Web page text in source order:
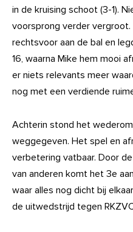
in de kruising schoot (3-1).
voorsprong verder vergroot.
rechtsvoor aan de bal en
16, waarna Mike hem mooi
er niets relevants meer
nog met een verdiende
Achterin stond het
weggegeven. Het spel en
verbetering vatbaar. Door
van anderen komt het 3e
waar alles nog dicht bij
de uitwedstrijd tegen